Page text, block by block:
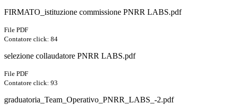
FIRMATO_istituzione commissione PNRR LABS.pdf
File PDF
Contatore click: 84
selezione collaudatore PNRR LABS.pdf
File PDF
Contatore click: 93
graduatoria_Team_Operativo_PNRR_LABS_-2.pdf